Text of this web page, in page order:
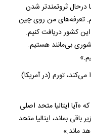
درحال ثروتمندتر شدن
تعرفه‌های من روی چین
سرمایه از این کشور دریافت کنیم.
بی‌مانند هستیم.
تورم (در آمریکا)
«آیا ایتالیا متحد اصلی
بماند، ایتالیا متحد
ماند.»